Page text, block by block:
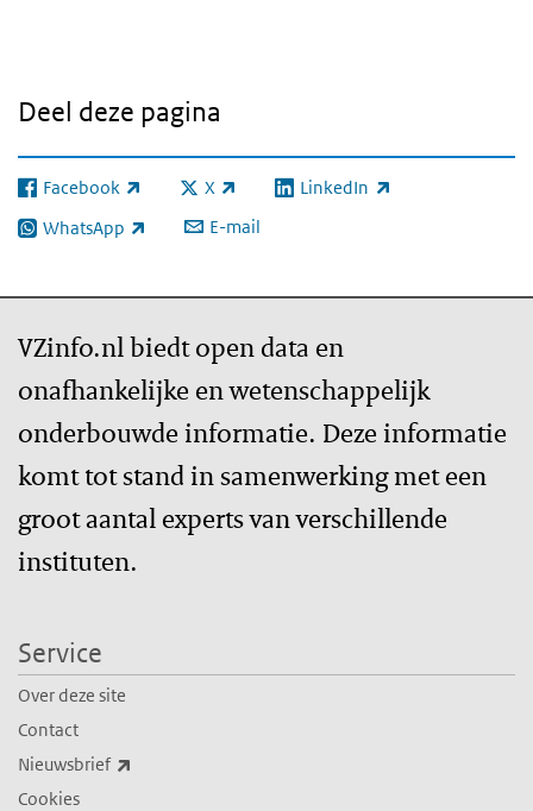
Deel deze pagina
Facebook
(externe link) X
(externe link) LinkedIn
(externe link)
WhatsApp
(externe link) E-mail
VZinfo.nl biedt open data en
onafhankelijke en wetenschappelijk
onderbouwde informatie. Deze informatie
komt tot stand in samenwerking met een
groot aantal experts van verschillende
instituten.
Service
Over deze site
Contact
Nieuwsbrief
Cookies